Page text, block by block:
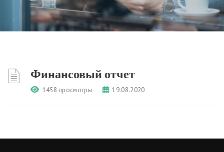
Финансовый отчет
1458 просмотры 19.08.2020